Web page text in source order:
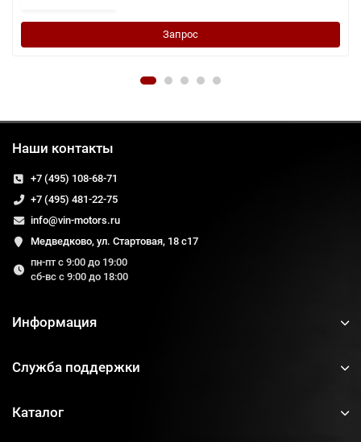
Запрос
Наши контакты
+7 (495) 108-68-71
+7 (495) 481-22-75
info@vin-motors.ru
Медведково, ул. Стартовая, 18 с17
пн-пт с 9:00 до 19:00
сб-вс с 9:00 до 18:00
Информация
Служба поддержки
Каталог